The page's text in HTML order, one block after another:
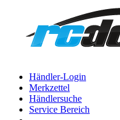
Händler-Login
Merkzettel
Händlersuche
Service Bereich